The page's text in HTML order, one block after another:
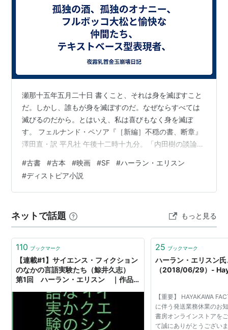
心で愛を叫んだけもの」「少年と犬」などで多くの賞を
受賞する他、『危険なヴィジョン』などの先鋭的なアン
ソロジーの編纂も務める。
ファンダム時代は傲岸不遜なSFファンとして名を馳せ、
SF大会で初めて会ったアイザック・アシモフに「なって
ねえなぁ！」と言った他、テレビ界に入ってからもフラ
ンク・シナトラと大喧嘩をするなど、武勇伝には事欠か
ない。SF界の中でもとりわけ型破りで、数多くの“伝
説”に彩られた鬼才。
ロバート・シルヴァーバーグ
とは仲が良い。アシモフと
は喧嘩友達。クリストファー・プリーストはマジで喧嘩
相手。
2006年、ネビュラ賞グランドマスターを授与される。
『世界の中心で愛を叫んだけもの』
(ISBN:4150103305)
『危険なヴィジョン 1 (1)』(
ISBN:4150105375) (編
簒。しかし各作品へのコメントの長さがハンパじゃ
なく長い)
『20世紀SF〈3〉1960年代・砂の檻』
ISBN:4309462049 ) 「“悔い改めよ、ハーレクィ
ン！”とチクタクマンはいった」を収録
瀬那十五年五月二十日 書くこと、それは身を滅ぼすこと
だ。しかし、誰もが身を滅ぼすのだ。なぜならすべては
滅びるのだから。とはいえ、私は喜びもなく身を滅ぼ
す。 フェルナンド・ペソア『［新編］不穏の書、断章』
澤田直・訳 平凡社 午後十二時十九分。「内田樹の談論風
スキーを規定量より10ml多く飲んでしまった。離床時間
および図書館入り時間が10分まで遅れてもいいのと同
様、これも「誤差」の範囲内としよう。この数字をこれ
作は緊急事態条項を利用したヒトラーの独裁化と同じじ
ゃないか。なんでもありになってしまう。原…
#古書 #古本 #映画 #SF #ハーラン・エリスン
#ディストピア小説
ネットで話題 もっと見る
110 ブックマーク
【連載#1】サイエンス・フィクション
のなかの言語実験たち（鯨井久志）
第1回 ハーラン・エリスン ｜作品
25 ブックマーク
ハーラン・エリスン
（2018/06/29）-
【重要】 HAYAKAWA
に伴う発送業務休業のお
書房オンラインストアを
て誠にありがとうござい